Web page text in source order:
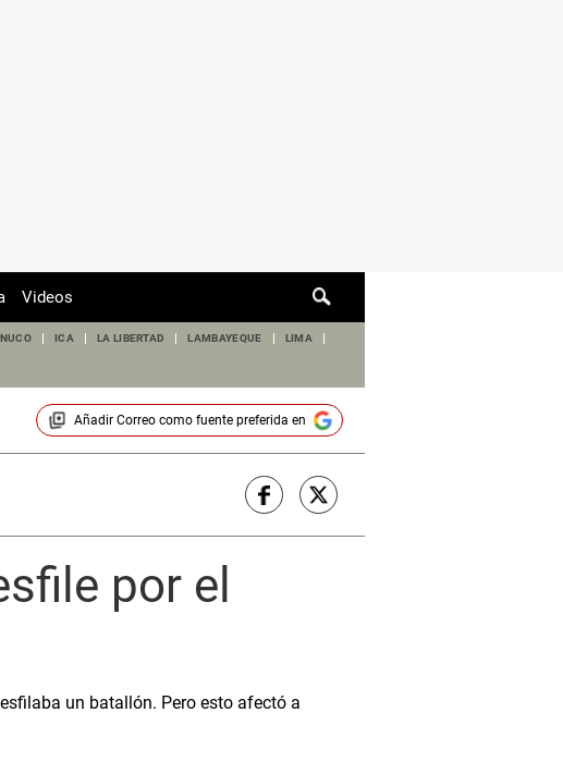
de
Videos
ICA LA LIBERTAD LAMBAYEQUE LIMA
Añadir Correocomo fuente preferida en
por el
un batallón. Pero esto afectó a